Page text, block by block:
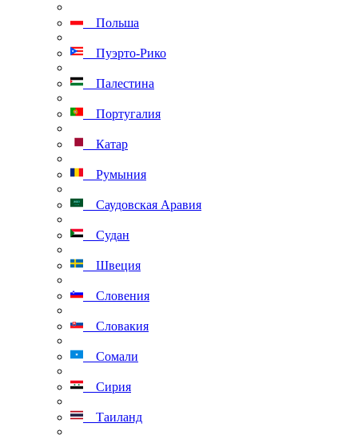
Польша
Пуэрто-Рико
Палестина
Португалия
Катар
Румыния
Саудовская Аравия
Судан
Швеция
Словения
Словакия
Сомали
Сирия
Таиланд